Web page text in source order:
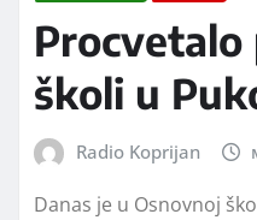
Procvetalo
školi u
Radio Koprijan
Danas je u Osnovnoj